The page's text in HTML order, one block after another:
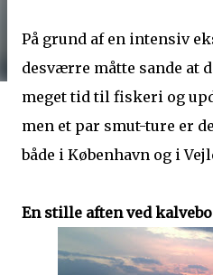
På grund af en intensiv
desværre måtte sande at
meget tid til fiskeri og
men et par smut-ture er
både i København og i
En stille aften ved